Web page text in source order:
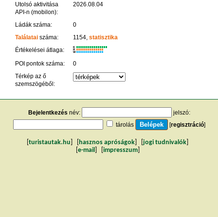
Utolsó aktivitása
API-n (mobilon):
2026.08.04
Ládák száma:
0
Találataiszáma: 1154, statisztika
Értékelései átlaga:
K
R
W
POI pontok száma:
0
Térkép az ő
szemszögéből:
Bejelentkezés név:
jelszó:
tárolás
[regisztráció]
turistautak.hu hasznos apróságok jogi tudnivalók
e-mail impresszum]